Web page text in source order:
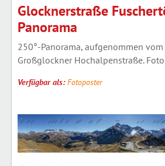
Glocknerstraße
Panorama
250°-Panorama, aufgenommen
Großglockner Hochalpenstraße.
Verfügbar als:Fotoposter